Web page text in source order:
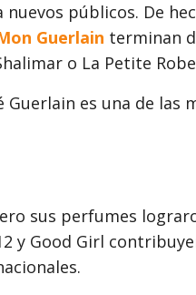
nuevos públicos. De
Guerlain terminan
o La Petite
es una de las
sus perfumes
y Good Girl